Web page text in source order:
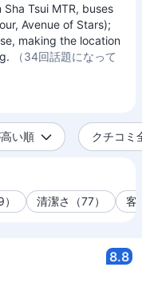
Tsui MTR, buses
Avenue of Stars);
making the location
（34回話題になって
い順 クチコミ
清潔さ（77） 客
8.8